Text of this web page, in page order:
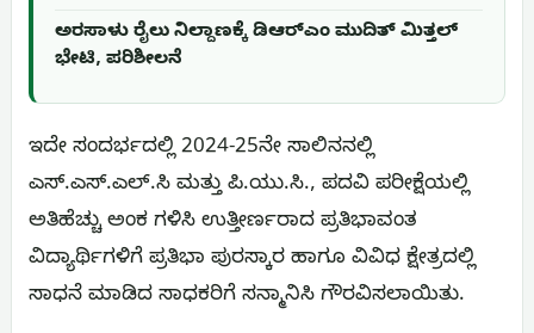
ಅರಸಾಳು ರೈಲು ನಿಲ್ದಾಣಕ್ಕೆ ಡಿಆರ್‌ಎಂ ಮುದಿತ್ ಮಿತ್ತಲ್
ಭೇಟಿ, ಪರಿಶೀಲನೆ
ಇದೇ ಸಂದರ್ಭದಲ್ಲಿ 2024-25ನೇ ಸಾಲಿನನಲ್ಲಿ
ಎಸ್.ಎಸ್.ಎಲ್.ಸಿ ಮತ್ತು ಪಿ.ಯು.ಸಿ., ಪದವಿ ಪರೀಕ್ಷೆಯಲ್ಲಿ
ಅತಿಹೆಚ್ಚು ಅಂಕ ಗಳಿಸಿ ಉತ್ತೀರ್ಣರಾದ ಪ್ರತಿಭಾವಂತ
ವಿದ್ಯಾರ್ಥಿಗಳಿಗೆ ಪ್ರತಿಭಾ ಪುರಸ್ಕಾರ ಹಾಗೂ ವಿವಿಧ ಕ್ಷೇತ್ರದಲ್ಲಿ
ಸಾಧನೆ ಮಾಡಿದ ಸಾಧಕರಿಗೆ ಸನ್ಮಾನಿಸಿ ಗೌರವಿಸಲಾಯಿತು.